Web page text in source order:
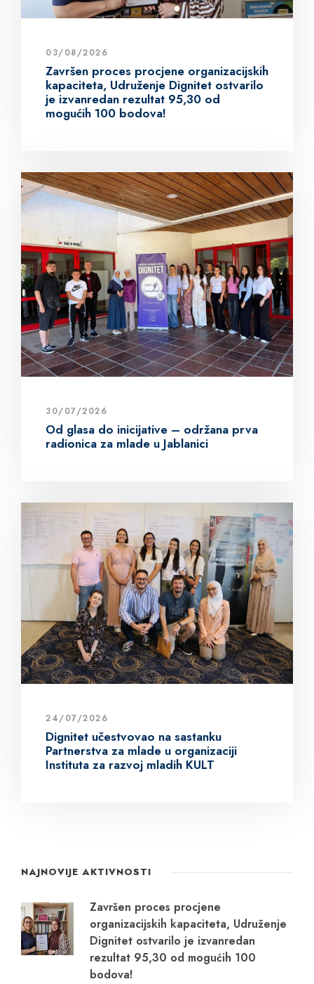
03/08/2026
Završen proces procjene organizacijskih
kapaciteta, Udruženje Dignitet ostvarilo
je izvanredan rezultat 95,30 od
mogućih 100 bodova!
30/07/2026
Od glasa do inicijative – održana prva
radionica za mlade u Jablanici
24/07/2026
Dignitet učestvovao na sastanku
Partnerstva za mlade u organizaciji
Instituta za razvoj mladih KULT
NAJNOVIJE AKTIVNOSTI
Završen proces procjene
organizacijskih kapaciteta, Udruženje
Dignitet ostvarilo je izvanredan
rezultat 95,30 od mogućih 100
bodova!